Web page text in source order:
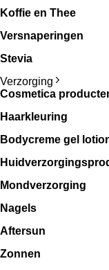
Koffie en Thee
Versnaperingen
Stevia
Verzorging
Cosmetica
Haarkleuring
Bodycreme gel
Mondverzorging
Nagels
Aftersun
Zonnen